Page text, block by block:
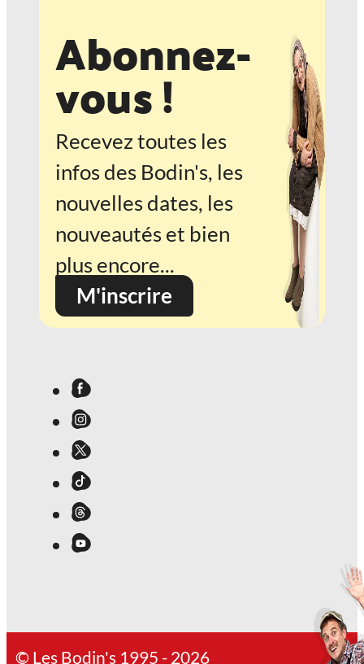
Abonnez-
vous !
Recevez toutes les
infos des Bodin's, les
nouvelles dates, les
nouveautés et bien
plus encore...
M'inscrire
© Les Bodin's 1995 - 2026